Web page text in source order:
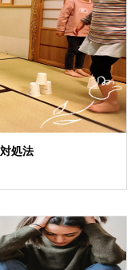
処法